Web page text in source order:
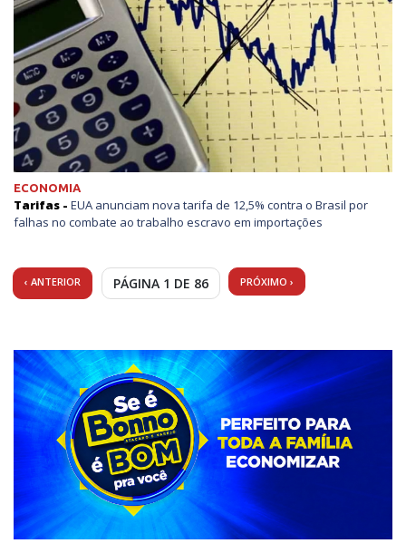
ECONOMIA
Tarifas - EUA anunciam nova tarifa de 12,5% contra o Brasil por
falhas no combate ao trabalho escravo em importações
‹ ANTERIOR PÁGINA 1 DE 86 PRÓXIMO ›